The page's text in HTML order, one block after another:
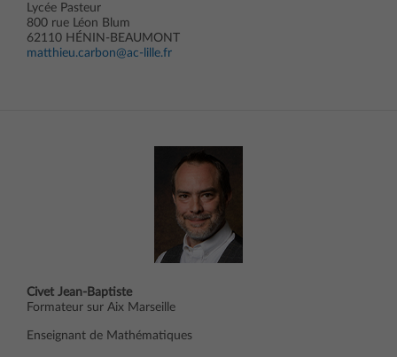
Lycée Pasteur
800 rue Léon Blum
62110 HÉNIN-BEAUMONT
matthieu.carbon@ac-lille.fr
Civet Jean-Baptiste
Formateur sur Aix Marseille
Enseignant de Mathématiques